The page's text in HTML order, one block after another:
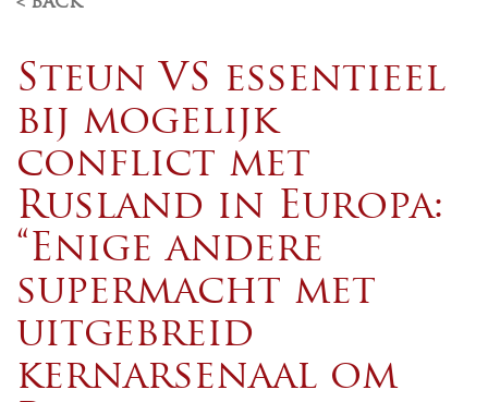
Steun VS essentieel
bij mogelijk
conflict met
Rusland in Europa:
“Enige andere
supermacht met
uitgebreid
kernarsenaal om